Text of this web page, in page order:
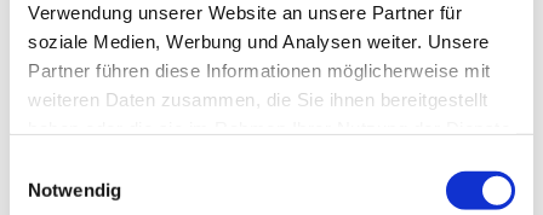
Verwendung unserer Website an unsere Partner für
soziale Medien, Werbung und Analysen weiter. Unsere
Partner führen diese Informationen möglicherweise mit
weiteren Daten zusammen, die Sie ihnen bereitgestellt
Notwendig
Aufmaß
fachkundige Beratung
Reparatur und Instandsetzung